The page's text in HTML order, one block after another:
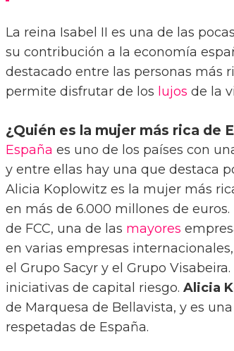
La reina Isabel II es una de las
su contribución a la economía
destacado entre las personas más
permite disfrutar de los lujos de la
¿Quién es la mujer más rica de
España es uno de los países con
y entre ellas hay una que destaca
Alicia Koplowitz es la mujer más
en más de 6.000 millones de
de FCC, una de las mayores
en varias empresas
el Grupo Sacyr y el Grupo
iniciativas de capital riesgo. Alicia
de Marquesa de Bellavista, y es
respetadas de España.